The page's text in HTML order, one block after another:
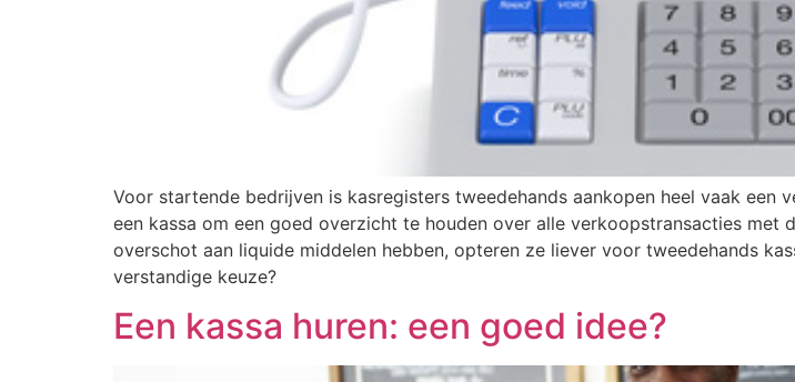
Voor startende bedrijven is kasregisters tweedehands aankopen heel vaak een
een kassa om een goed overzicht te houden over alle verkoopstransacties met
overschot aan liquide middelen hebben, opteren ze liever voor tweedehands
verstandige keuze?
Een kassa huren: een goed idee?